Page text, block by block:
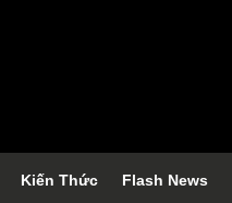
Kiến Thức Flash News